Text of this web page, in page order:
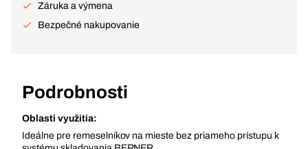
Záruka a výmena
Bezpečné nakupovanie
Podrobnosti
Oblasti využitia:
Ideálne pre remeselníkov na mieste bez priameho prístupu k